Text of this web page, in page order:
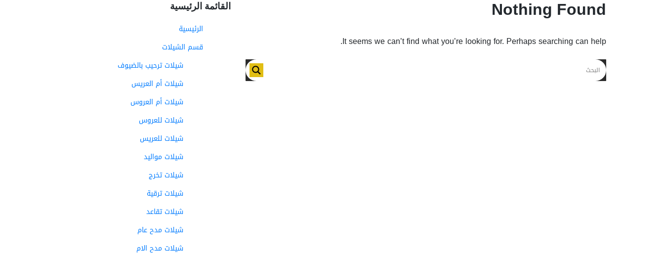
Nothing Found
It seems we can’t find what you’re looking for. Perhaps searching can help.
القائمة الرئيسية
الرئيسية
قسم الشيلات
شيلات ترحيب بالضيوف
شيلات أم العريس
شيلات أم العروس
شيلات للعروس
شيلات للعريس
شيلات مواليد
شيلات تخرج
شيلات ترقية
شيلات تقاعد
شيلات مدح عام
شيلات مدح الام